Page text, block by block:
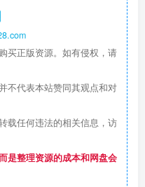
买正版资源。如有侵权，请
不代表本站赞同其观点和对
载任何违法的相关信息，访
是整理资源的成本和网盘会